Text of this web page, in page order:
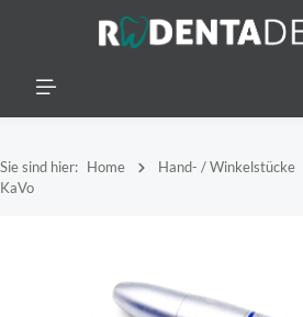
Sie sind hier: Home Hand- / Winkelstücke
KaVo